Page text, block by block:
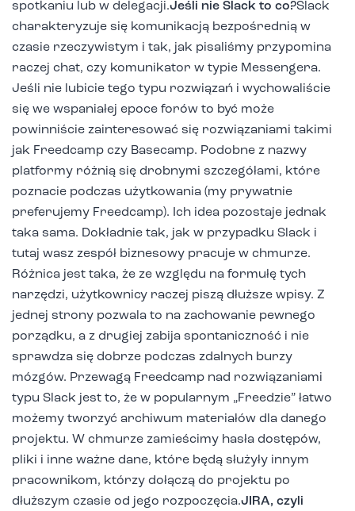
spotkaniu lub w delegacji.Jeśli nie Slack to co?Slack
charakteryzuje się komunikacją bezpośrednią w
czasie rzeczywistym i tak, jak pisaliśmy przypomina
raczej chat, czy komunikator w typie Messengera.
Jeśli nie lubicie tego typu rozwiązań i wychowaliście
się we wspaniałej epoce forów to być może
powinniście zainteresować się rozwiązaniami takimi
jak Freedcamp czy Basecamp. Podobne z nazwy
platformy różnią się drobnymi szczegółami, które
poznacie podczas użytkowania (my prywatnie
preferujemy Freedcamp). Ich idea pozostaje jednak
taka sama. Dokładnie tak, jak w przypadku Slack i
tutaj wasz zespół biznesowy pracuje w chmurze.
Różnica jest taka, że ze względu na formułę tych
narzędzi, użytkownicy raczej piszą dłuższe wpisy. Z
jednej strony pozwala to na zachowanie pewnego
porządku, a z drugiej zabija spontaniczność i nie
sprawdza się dobrze podczas zdalnych burzy
mózgów. Przewagą Freedcamp nad rozwiązaniami
typu Slack jest to, że w popularnym „Freedzie” łatwo
możemy tworzyć archiwum materiałów dla danego
projektu. W chmurze zamieścimy hasła dostępów,
pliki i inne ważne dane, które będą służyły innym
pracownikom, którzy dołączą do projektu po
dłuższym czasie od jego rozpoczęcia.JIRA, czyli